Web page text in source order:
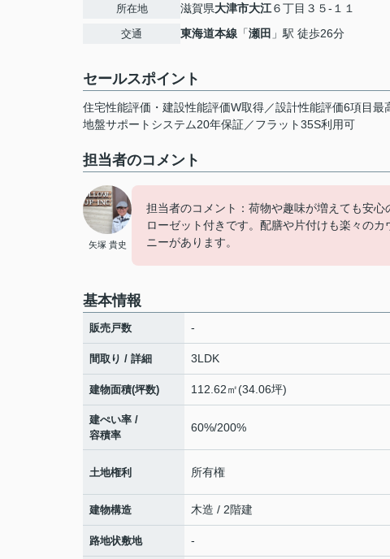
所在地 滋賀県大津市大江６丁目３５-１１
交通 東海道本線 「瀬田 」駅 徒歩26分
セールスポイント
住宅性能評価・建設性能評価W取得／設計性能評価6項目
地盤サポートシステム20年保証／フラット35S利用可
担当者のコメント
矢塚 貴史
担当者のコメント：荷物や趣味が増えても安
ローゼット付きです。配膳や片付けも楽々の
ニーがあります。
基本情報
販売戸数 -
間取り / 詳細 3LDK
建物面積(坪数) 112.62㎡(34.06坪)
建ぺい率 /
容積率
60%/200%
土地権利 所有権
建物構造 木造 / 2階建
路地状敷地 -